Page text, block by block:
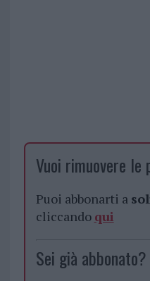
Vuoi rimuovere
Puoi abbonarti a
cliccando qui
Sei già abbonato?